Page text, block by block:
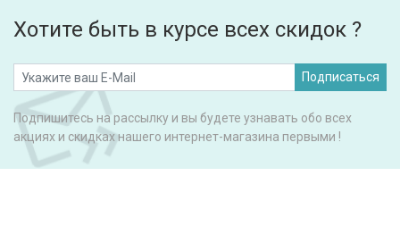
Хотите быть в курсе всех скидок ?
Подписаться
Подпишитесь на рассылку и вы будете узнавать обо всех
акциях и скидках нашего интернет-магазина первыми !